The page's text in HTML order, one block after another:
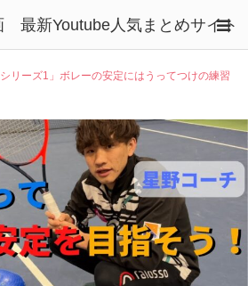
最新Youtube人気まとめサイト
シリーズ1」ボレーの安定にはうってつけの練習